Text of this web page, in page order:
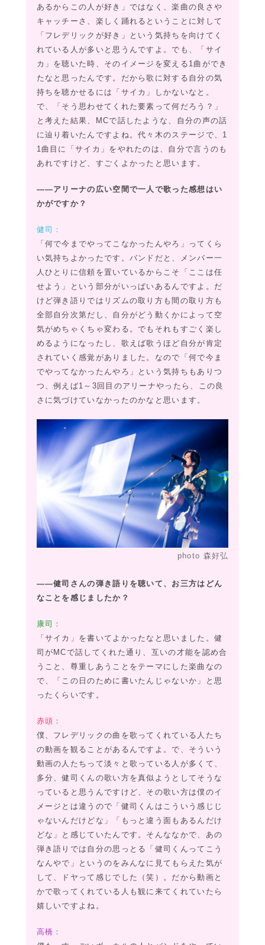
あるからこの人が好き」ではなく、楽曲の良さや
キャッチーさ、楽しく踊れるということに対して
「フレデリックが好き」という気持ちを向けてく
れている人が多いと思うんですよ。でも、「サイ
カ」を聴いた時、そのイメージを変える1曲ができ
たなと思ったんです。だから歌に対する自分の気
持ちを聴かせるには「サイカ」しかないなと。
で、「そう思わせてくれた要素って何だろう？」
と考えた結果、MCで話したような、自分の声の話
に辿り着いたんですよね。代々木のステージで、1
1曲目に「サイカ」をやれたのは、自分で言うのも
あれですけど、すごくよかったと思います。
――アリーナの広い空間で一人で歌った感想はい
かがですか？
健司：
「何で今までやってこなかったんやろ」ってくら
い気持ちよかったです。バンドだと、メンバー一
人ひとりに信頼を置いているからこそ「ここは任
せよう」という部分がいっぱいあるんですよ。だ
けど弾き語りではリズムの取り方も間の取り方も
全部自分次第だし、自分がどう動くかによって空
気がめちゃくちゃ変わる。でもそれもすごく楽し
めるようになったし、歌えば歌うほど自分が肯定
されていく感覚がありました。なので「何で今ま
でやってなかったんやろ」という気持ちもありつ
つ、例えば1～3回目のアリーナやったら、この良
さに気づけていなかったのかなと思います。
photo 森好弘
――健司さんの弾き語りを聴いて、お三方はどん
なことを感じましたか？
康司：
「サイカ」を書いてよかったなと思いました。健
司がMCで話してくれた通り、互いの才能を認め合
うこと、尊重しあうことをテーマにした楽曲なの
で、「この日のために書いたんじゃないか」と思
ったくらいです。
赤頭：
僕、フレデリックの曲を歌ってくれている人たち
の動画を観ることがあるんですよ。で、そういう
動画の人たちって淡々と歌っている人が多くて、
多分、健司くんの歌い方を真似ようとしてそうな
っていると思うんですけど、その歌い方は僕のイ
メージとは違うので「健司くんはこういう感じじ
ゃないんだけどな」「もっと違う面もあるんだけ
どな」と感じていたんです。そんななかで、あの
弾き語りでは自分の思っとる「健司くんってこう
なんやで」というのをみんなに見てもらえた気が
して、ドヤって感じでした（笑）。だから動画と
かで歌ってくれている人も観に来てくれていたら
嬉しいですよね。
高橋：